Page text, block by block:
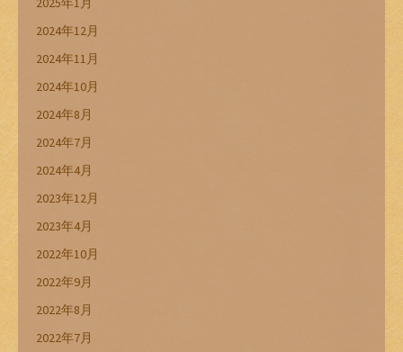
2024年12月
2024年11月
2024年10月
2024年8月
2024年7月
2024年4月
2023年12月
2023年4月
2022年10月
2022年9月
2022年8月
2022年7月